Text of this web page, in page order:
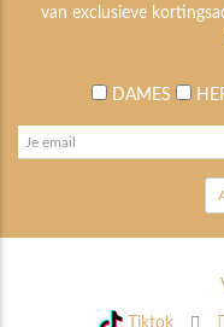
van exclusieve
DAMES
Tiktok